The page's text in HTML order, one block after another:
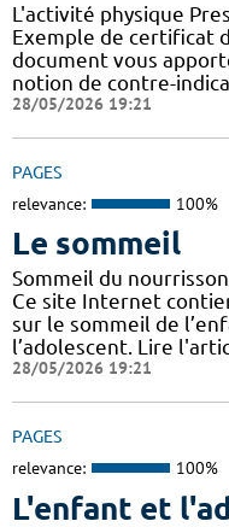
L'activité physique
Exemple de certificat
document vous
notion de contre-
28/05/2026 19:21
PAGES
relevance: 100%
Le sommeil
Sommeil du
Ce site Internet
sur le sommeil de
l’adolescent. Lire
28/05/2026 19:21
PAGES
relevance: 100%
L'enfant et